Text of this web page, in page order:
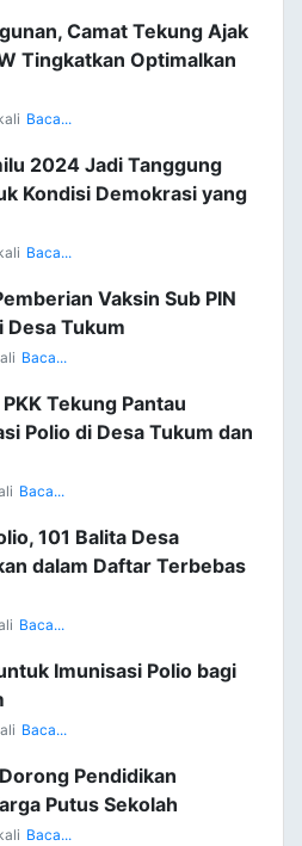
Camat Tekung Ajak
Tingkatkan Optimalkan
Baca...
2024 Jadi Tanggung
Kondisi Demokrasi yang
Baca...
Vaksin Sub PIN
Desa Tukum
Baca...
Tekung Pantau
Polio di Desa Tukum dan
Baca...
101 Balita Desa
dalam Daftar Terbebas
Baca...
Imunisasi Polio bagi
Baca...
Pendidikan
Putus Sekolah
Baca...